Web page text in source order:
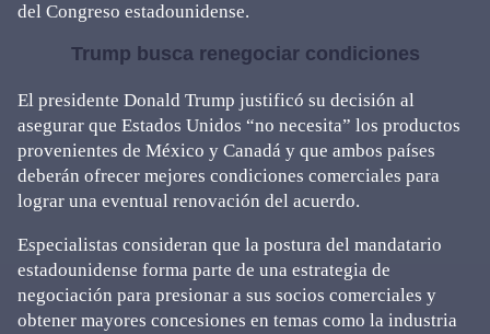
del Congreso estadounidense.
Trump busca renegociar condiciones
El presidente Donald Trump justificó su decisión al
asegurar que Estados Unidos “no necesita” los productos
provenientes de México y Canadá y que ambos países
deberán ofrecer mejores condiciones comerciales para
lograr una eventual renovación del acuerdo.
Especialistas consideran que la postura del mandatario
estadounidense forma parte de una estrategia de
negociación para presionar a sus socios comerciales y
obtener mayores concesiones en temas como la industria